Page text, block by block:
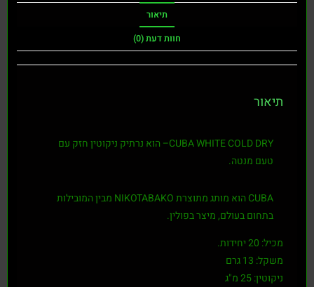
תיאור
חוות דעת (0)
תיאור
CUBA WHITE COLD DRY– הוא נרתיק ניקוטין חזק עם
טעם מנטה.
CUBA הוא מותג מתוצרת NIKOTABAKO מבין המובילות
בתחום בעולם, מיצר בפולין.
מכיל: 20 יחידות.
משקל: 13 גרם
ניקוטין: 25 מ"ג